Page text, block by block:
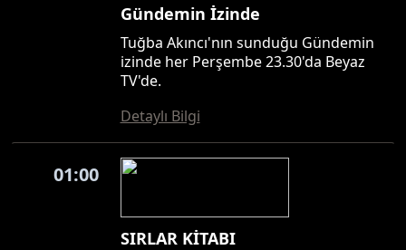
Gündemin İzinde
Tuğba Akıncı'nın sunduğu Gündemin
izinde her Perşembe 23.30'da Beyaz
TV'de.
Detaylı Bilgi
01:00
SIRLAR KİTABI